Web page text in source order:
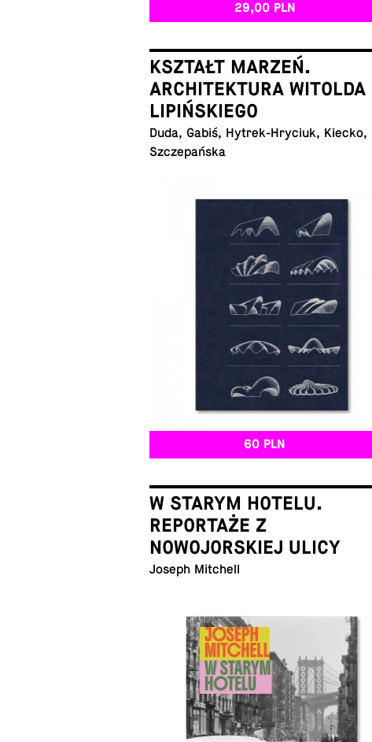
29,00 PLN
KSZTAŁT MARZEŃ.
ARCHITEKTURA WITOLDA
LIPIŃSKIEGO
Duda, Gabiś, Hy­trek-Hry­ciuk, Kiecko,
Szczepańska
60 PLN
W STARYM HOTELU.
REPORTAŻE Z
NOWOJORSKIEJ ULICY
Joseph Mitchell